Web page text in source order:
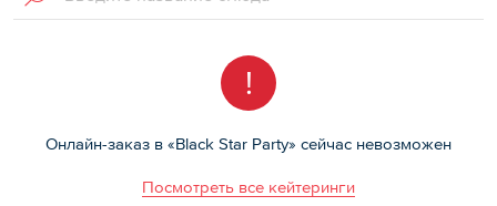
!
Онлайн-заказ в «Black Star Party» сейчас невозможен
Посмотреть все кейтеринги